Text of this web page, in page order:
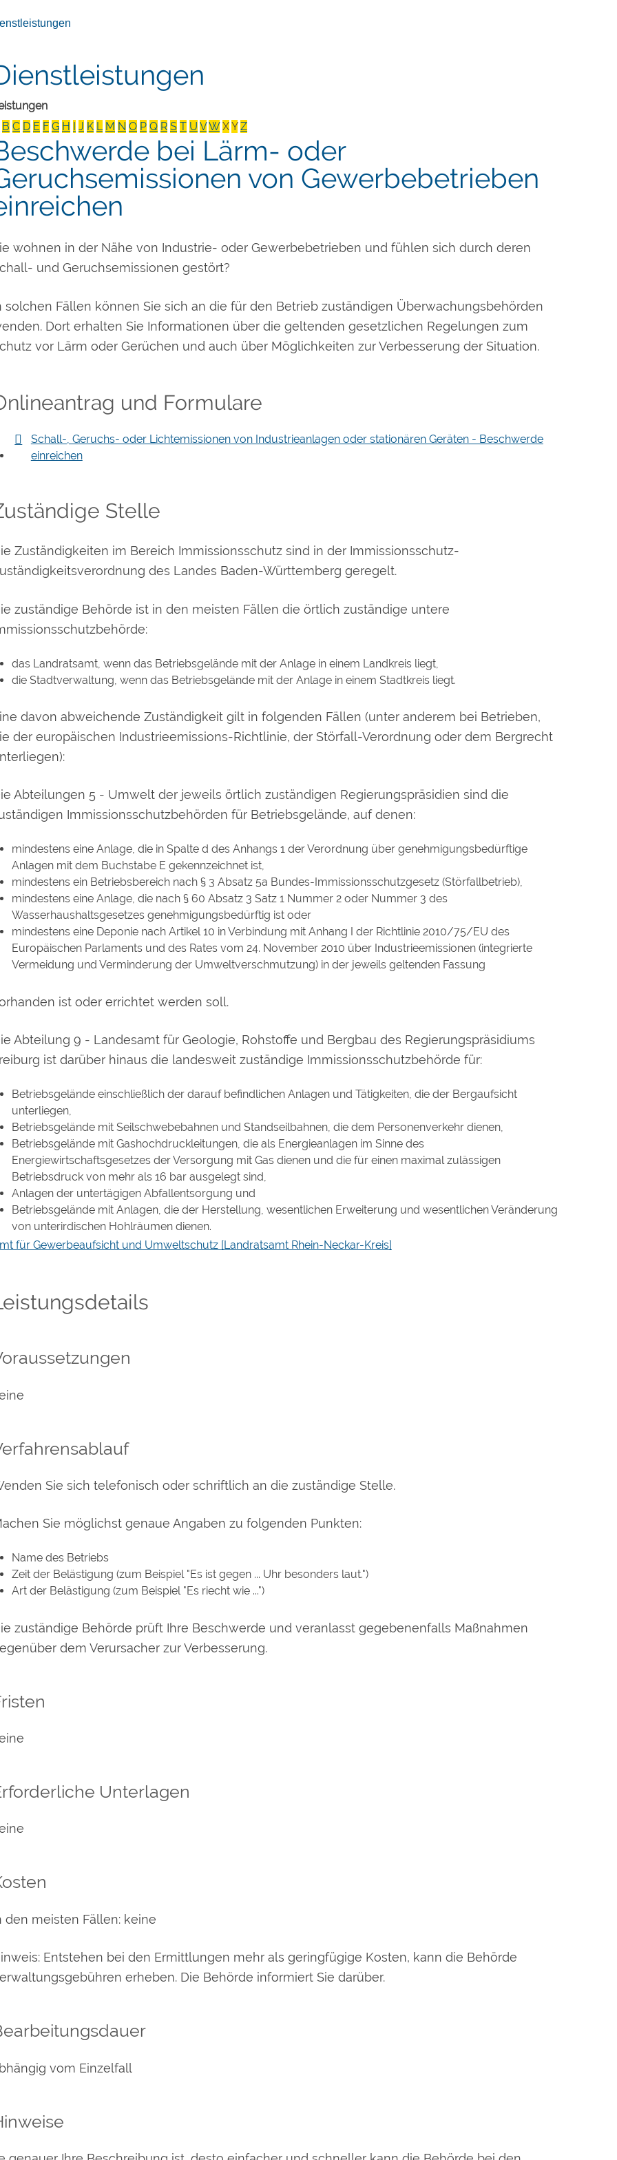
B C D E F G H I J K L M N O P Q R S T U VW XY Z
bei Lärm- oder
von Gewerbebetrieben
wohnen in der Nähe von Industrie- oder Gewerbebetrieben und fühlen sich durch deren
und Geruchsemissionen gestört?
solchen Fällen können Sie sich an die für den Betrieb zuständigen Überwachungsbehörden
Dort erhalten Sie Informationen über die geltenden gesetzlichen Regelungen zum
vor Lärm oder Gerüchen und auch über Möglichkeiten zur Verbesserung der Situation.
und Formulare
Schall-, Geruchs- oder Lichtemissionen von Industrieanlagen oder stationären Geräten - Beschwerde
einreichen
Stelle
Zuständigkeiten im Bereich Immissionsschutz sind in der Immissionsschutz-
des Landes Baden-Württemberg geregelt.
zuständige Behörde ist in den meisten Fällen die örtlich zuständige untere
das Landratsamt, wenn das Betriebsgelände mit der Anlage in einem Landkreis liegt,
die Stadtverwaltung, wenn das Betriebsgelände mit der Anlage in einem Stadtkreis liegt.
davon abweichende Zuständigkeit gilt in folgenden Fällen (unter anderem bei Betrieben,
der europäischen Industrieemissions-Richtlinie, der Störfall-Verordnung oder dem Bergrecht
Abteilungen 5 - Umwelt der jeweils örtlich zuständigen Regierungspräsidien sind die
Immissionsschutzbehörden für Betriebsgelände, auf denen:
mindestens eine Anlage, die in Spalte d des Anhangs 1 der Verordnung über genehmigungsbedürftige
Anlagen mit dem Buchstabe E gekennzeichnet ist,
mindestens ein Betriebsbereich nach § 3 Absatz 5a Bundes-Immissionsschutzgesetz (Störfallbetrieb),
mindestens eine Anlage, die nach § 60 Absatz 3 Satz 1 Nummer 2 oder Nummer 3 des
Wasserhaushaltsgesetzes genehmigungsbedürftig ist oder
mindestens eine Deponie nach Artikel 10 in Verbindung mit Anhang I der Richtlinie 2010/75/EU des
Europäischen Parlaments und des Rates vom 24. November 2010 über Industrieemissionen (integrierte
Vermeidung und Verminderung der Umweltverschmutzung) in der jeweils geltenden Fassung
ist oder errichtet werden soll.
Abteilung 9 - Landesamt für Geologie, Rohstoffe und Bergbau des Regierungspräsidiums
ist darüber hinaus die landesweit zuständige Immissionsschutzbehörde für:
Betriebsgelände einschließlich der darauf befindlichen Anlagen und Tätigkeiten, die der Bergaufsicht
unterliegen,
Betriebsgelände mit Seilschwebebahnen und Standseilbahnen, die dem Personenverkehr dienen,
Betriebsgelände mit Gashochdruckleitungen, die als Energieanlagen im Sinne des
Energiewirtschaftsgesetzes der Versorgung mit Gas dienen und die für einen maximal zulässigen
Betriebsdruck von mehr als 16 bar ausgelegt sind,
Anlagen der untertägigen Abfallentsorgung und
Betriebsgelände mit Anlagen, die der Herstellung, wesentlichen Erweiterung und wesentlichen Veränderung
von unterirdischen Hohlräumen dienen.
für Gewerbeaufsicht und Umweltschutz [Landratsamt Rhein-Neckar-Kreis]
Sie sich telefonisch oder schriftlich an die zuständige Stelle.
Sie möglichst genaue Angaben zu folgenden Punkten:
Name des Betriebs
Zeit der Belästigung (zum Beispiel "Es ist gegen ... Uhr besonders laut.")
Art der Belästigung (zum Beispiel "Es riecht wie ...")
zuständige Behörde prüft Ihre Beschwerde und veranlasst gegebenenfalls Maßnahmen
dem Verursacher zur Verbesserung.
Unterlagen
den meisten Fällen: keine
Entstehen bei den Ermittlungen mehr als geringfügige Kosten, kann die Behörde
erheben. Die Behörde informiert Sie darüber.
vom Einzelfall